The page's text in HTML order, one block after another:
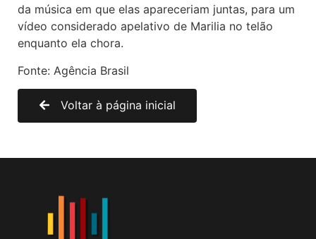
da música em que elas apareceriam juntas, para um
vídeo considerado apelativo de Marilia no telão
enquanto ela chora.
Fonte: Agência Brasil
Voltar à página inicial